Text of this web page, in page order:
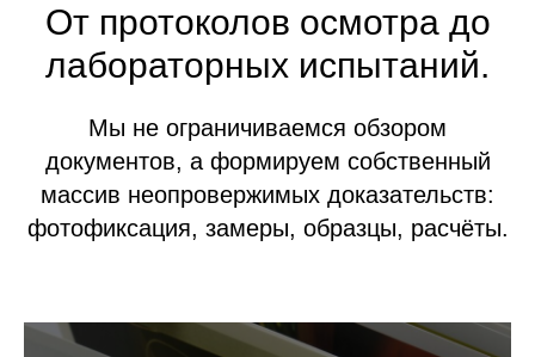
От протоколов осмотра до
лабораторных испытаний.
Мы не ограничиваемся обзором
документов, а формируем собственный
массив неопровержимых доказательств:
фотофиксация, замеры, образцы, расчёты.